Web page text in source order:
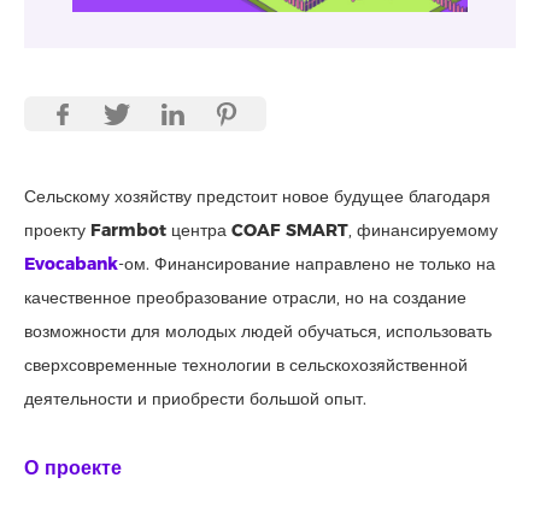
Сельскому хозяйству предстоит новое будущее благодаря
проекту Farmbot центра COAF SMART, финансируемому
Evocabank-ом. Финансирование направлено не только на
качественное преобразование отрасли, но на создание
возможности для молодых людей обучаться, использовать
сверхсовременные технологии в сельскохозяйственной
деятельности и приобрести большой опыт.
О проекте